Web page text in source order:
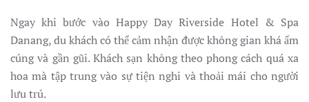
Ngay khi bước vào Happy Day Riverside Hotel & Spa
Danang, du khách có thể cảm nhận được không gian khá ấm
cúng và gần gũi. Khách sạn không theo phong cách quá xa
hoa mà tập trung vào sự tiện nghi và thoải mái cho người
lưu trú.